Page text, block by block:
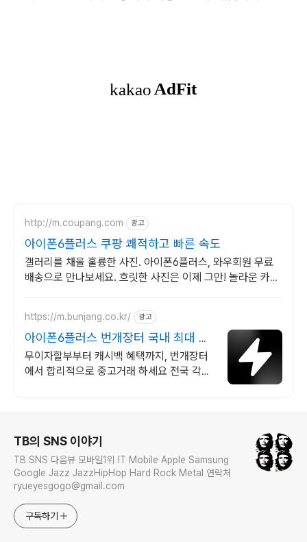
http://m.coupang.com 광고
아이폰6플러스 쿠팡 쾌적하고 빠른 속도
갤러리를 채울 훌륭한 사진. 아이폰6플러스, 와우회원 무료
배송으로 만나보세요. 흐릿한 사진은 이제 그만! 놀라운 카메
https://m.bunjang.co.kr/ 광고
아이폰6플러스 번개장터 국내 최대 브
랜드 중고거래
무이자할부부터 캐시백 혜택까지, 번개장터
에서 합리적으로 중고거래 하세요 전국 각지
TB의 SNS 이야기
TB SNS 다음뷰 모바일1위 IT Mobile Apple Samsung
Google Jazz JazzHipHop Hard Rock Metal 연락처
ryueyesgogo@gmail.com
구독하기